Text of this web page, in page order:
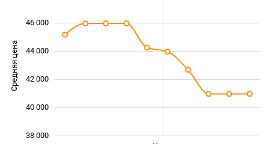
Средняя цена
38 000
40 000
42 000
44 000
46 000